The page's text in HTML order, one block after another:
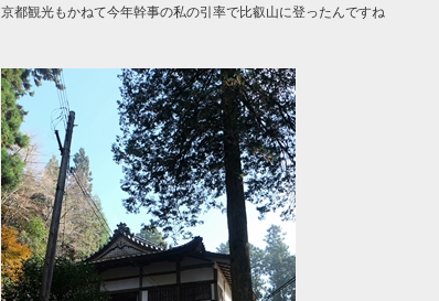
京都観光もかねて今年幹事の私の引率で比叡山に登ったんですね